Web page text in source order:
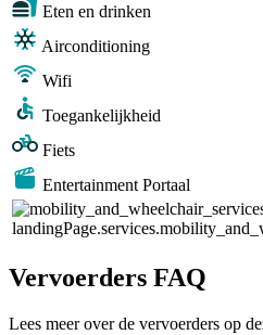
Eten en drinken
Airconditioning
Wifi
Toegankelijkheid
Fiets
Entertainment Portaal
Vervoerders FAQ
Lees meer over de vervoerders op